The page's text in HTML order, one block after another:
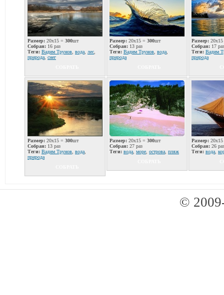
Размер: 20x15 = 300шт
Собран: 16 раз
Теги: Вадим Трунов вода лес
природа снег
Размер: 20x15 = 300шт
Собран: 13 раз
Теги: Вадим Трунов вода
природа
Размер:
Собран: 17 раз
Теги: Вадим
природа
Размер: 20x15 = 300шт
Собран: 13 раз
Теги: Вадим Трунов вода
природа
Размер: 20x15 = 300шт
Собран: 27 раз
Теги: вода море острова пляж
Размер:
Собран: 26 раз
Теги: вода
©